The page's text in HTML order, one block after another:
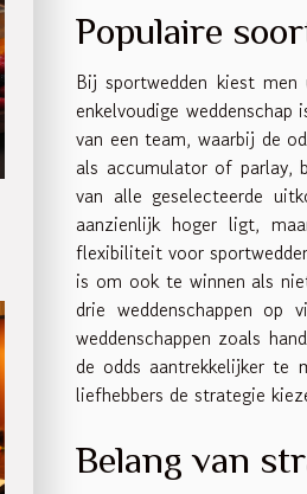
Populaire
Bij sportwedden kiest men
enkelvoudige
van een team, waarbij de
als accumulator of parlay,
van alle geselecteerde
aanzienlijk hoger ligt,
flexibiliteit voor
is om ook te winnen als
drie weddenschappen op
weddenschappen zoals
de odds aantrekkelijker te
liefhebbers de strategie
Belang van